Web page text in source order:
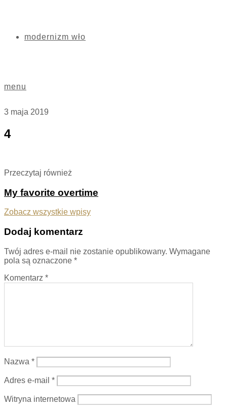
modernizm wło
menu
3 maja 2019
4
Przeczytaj również
My favorite overtime
Zobacz wszystkie wpisy
Dodaj komentarz
Twój adres e-mail nie zostanie opublikowany. Wymagane
pola są oznaczone *
Komentarz *
Nazwa *
Adres e-mail *
Witryna internetowa